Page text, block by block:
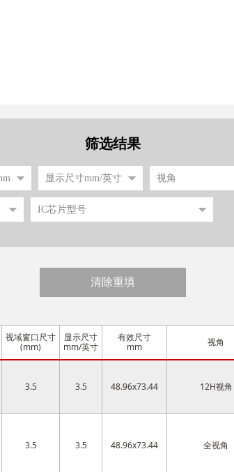
筛选结果
清除重填
视域窗口尺寸
(mm)
显示尺寸
mm/英寸
有效尺寸
mm
视角
3.5 3.5 48.96x73.44 12H视角
3.5 3.5 48.96x73.44 全视角